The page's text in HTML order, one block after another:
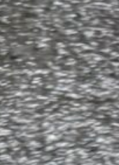
駆け込みでグ
モンハンの新作が話
のは…